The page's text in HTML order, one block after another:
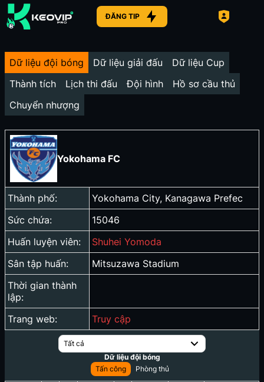
ĐĂNG TIP
Dữ liệu đội bóng Dữ liệu giải đấu
Dữ liệu Cup
Thành tích
Lịch thi đấu Đội hình
Hồ sơ cầu thủ
Chuyển nhượng
Yokohama FC
Thành phố:
Yokohama City, Kanagawa Prefec
Sức chứa:
15046
Huấn luyện viên:
Shuhei Yomoda
Sân tập huấn:
Mitsuzawa Stadium
Thời gian thành
lập:
Trang web:
Truy cập
Tất cả
Dữ liệu đội bóng
Tấn công
Phòng thủ